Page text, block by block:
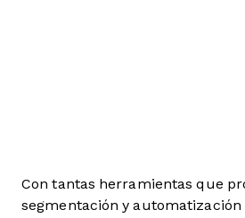
Con tantas herramientas que
segmentación y